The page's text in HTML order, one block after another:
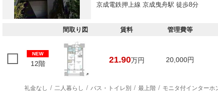
京成電鉄押上線 京成曳舟駅 徒歩8分
間取り図 賃料 管理費等
NEW
12階 21.90万円 20,000円
礼金なし 二人暮らし バス・トイレ別 最上階 モニタ付インターホ